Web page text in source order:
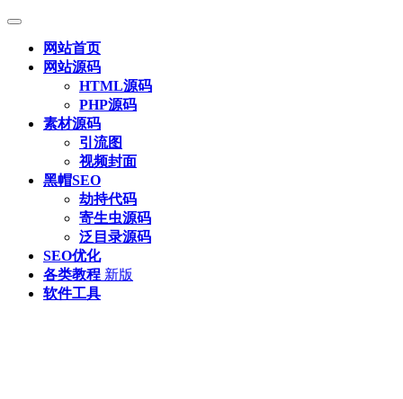
网站首页
网站源码
HTML源码
PHP源码
素材源码
引流图
视频封面
黑帽SEO
劫持代码
寄生虫源码
泛目录源码
SEO优化
各类教程 新版
软件工具